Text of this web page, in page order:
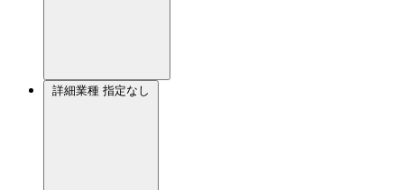
詳細業種 指定なし